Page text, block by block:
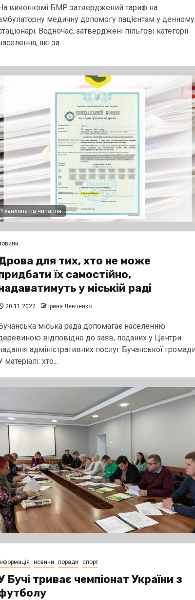
виконкомі БМР затверджений тариф на
медичну допомогу пацієнтам у денному
Водночас, затверджені пільгові категорії
які за...
1 хвилина на читання
для тих, хто не може
їх самостійно,
у міській раді
20.11.2022 Ірина Левченко
міська рада допомагає населенню
відповідно до заяв, поданих у Центри
адміністративних послуг Бучанської
матеріалі: хто...
новини поради спорт
Бучі триває чемпіонат України з